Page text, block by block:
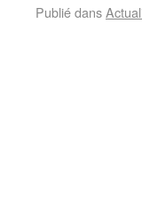
Publié dans